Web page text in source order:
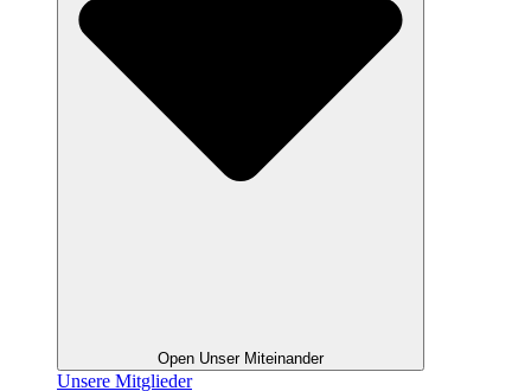
Open Unser Miteinander
Unsere Mitglieder